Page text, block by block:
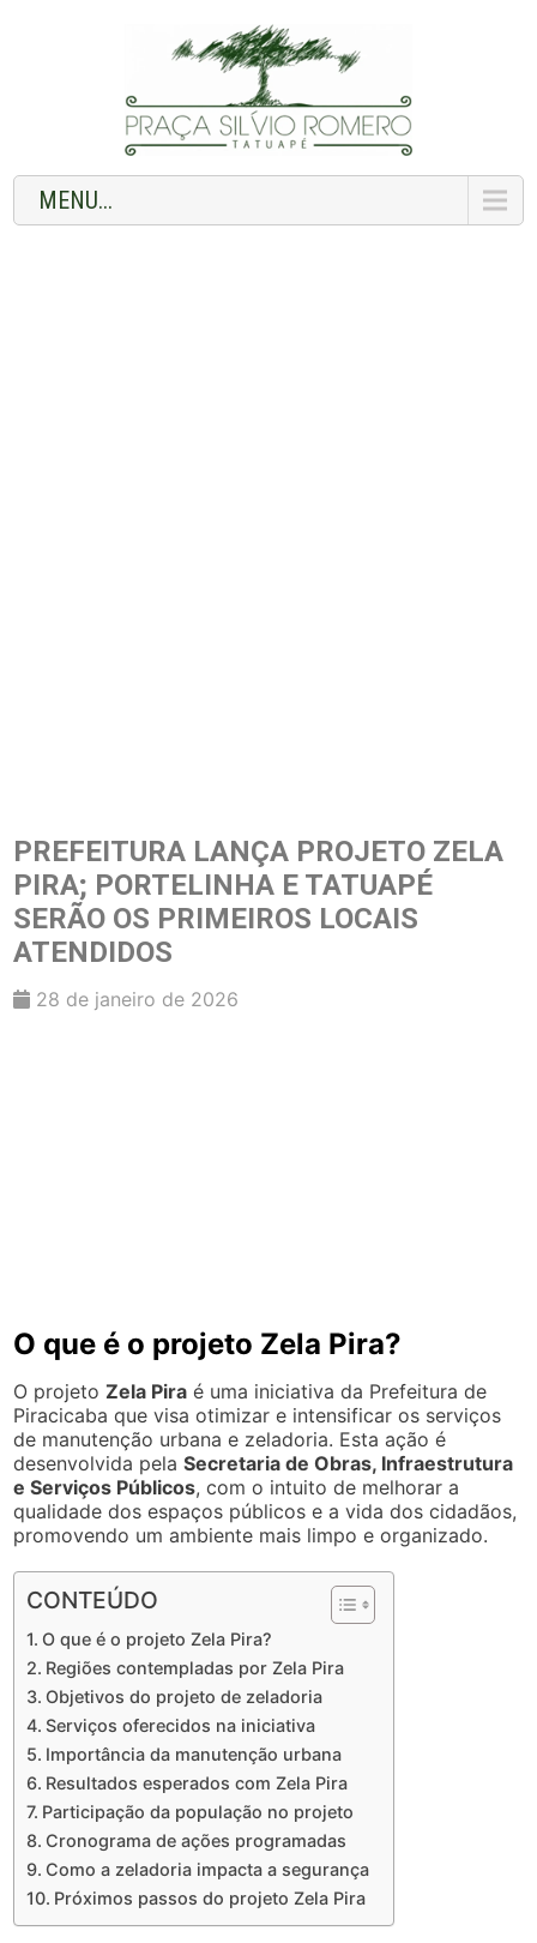
MENU...
PREFEITURA LANÇA PROJETO ZELA
PIRA; PORTELINHA E TATUAPÉ
SERÃO OS PRIMEIROS LOCAIS
ATENDIDOS
28 de janeiro de 2026
O que é o projeto Zela Pira?
O projetoZela Pira é uma iniciativa da Prefeitura de
Piracicaba que visa otimizar e intensificar os serviços
de manutenção urbana e zeladoria. Esta ação é
desenvolvida pelaSecretaria de Obras, Infraestrutura
e Serviços Públicos, com o intuito de melhorar a
qualidade dos espaços públicos e a vida dos cidadãos,
promovendo um ambiente mais limpo e organizado.
CONTEÚDO
O que é o projeto Zela Pira?
Regiões contempladas por Zela Pira
Objetivos do projeto de zeladoria
Serviços oferecidos na iniciativa
Importância da manutenção urbana
Resultados esperados com Zela Pira
Participação da população no projeto
Cronograma de ações programadas
Como a zeladoria impacta a segurança
Próximos passos do projeto Zela Pira